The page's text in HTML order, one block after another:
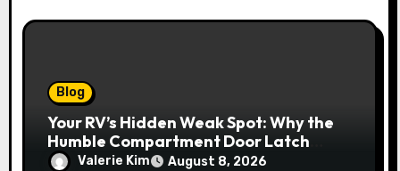
Blog
Your RV’s Hidden Weak Spot: Why the
Humble Compartment Door Latch
Deserves Much More Attention
Valerie Kim August 8, 2026